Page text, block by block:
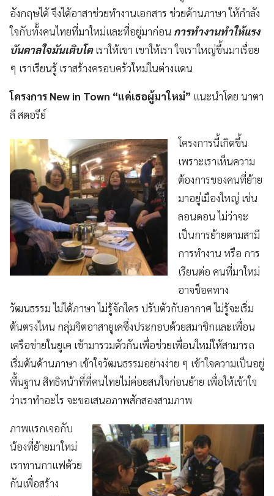
อังกฤษได้ จึงได้อาสาช่วยทำงานเอกสาร ช่วยด้านภาษา ให้กำลัง
ใจกับทั้งคนไทยที่มาใหม่และที่อยู่มาก่อน การทำงานทำให้แรง
บันดาลใจมันเติบโตเราให้เขา เขาให้เรา ใจเราใหญ่ขึ้นมาเรื่อย
ๆ เราเรียนรู้ เราสร้างครอบครัวใหม่ในต่างแดน
โครงการ New in Town “แด่เธอผู้มาใหม่” แนะนำโดย นาตา
ลี สตอรีย์
โครงการนี้เกิดขึ้น
เพราะเราเห็นความ
ต้องการของคนที่ย้าย
มาอยู่เมืองใหญ่ เช่น
ลอนดอน ไม่ว่าจะ
เป็นการย้ายตามสามี
การทำงาน หรือ การ
เรียนต่อ คนที่มาใหม่
อาจช็อคทาง
วัฒนธรรม ไม่ได้ภาษา ไม่รู้จักใคร ปรับตัวกับอากาศ ไม่รู้จะเริ่ม
ต้นตรงไหน กลุ่มจิตอาสายูเคซึ่งประกอบด้วยสมาชิกและเพื่อน
เครือข่ายในยูเค เข้ามารวมตัวกันเพื่อช่วยเพื่อนใหม่ให้สามารถ
เริ่มต้นด้านภาษา เข้าใจวัฒนธรรมอย่างง่าย ๆ เข้าใจความเป็นอยู่
พื้นฐาน สิทธิหน้าที่ที่คนไทยไม่ค่อยสนใจก่อนย้าย เพื่อให้เข้าใจ
ว่าเราทำอะไร จะขอเสนอภาพสักสองสามภาพ
ภาพแรกเจอกับ
น้องที่ย้ายมาใหม่
เราทานกาแฟด้วย
กันเพื่อสร้าง